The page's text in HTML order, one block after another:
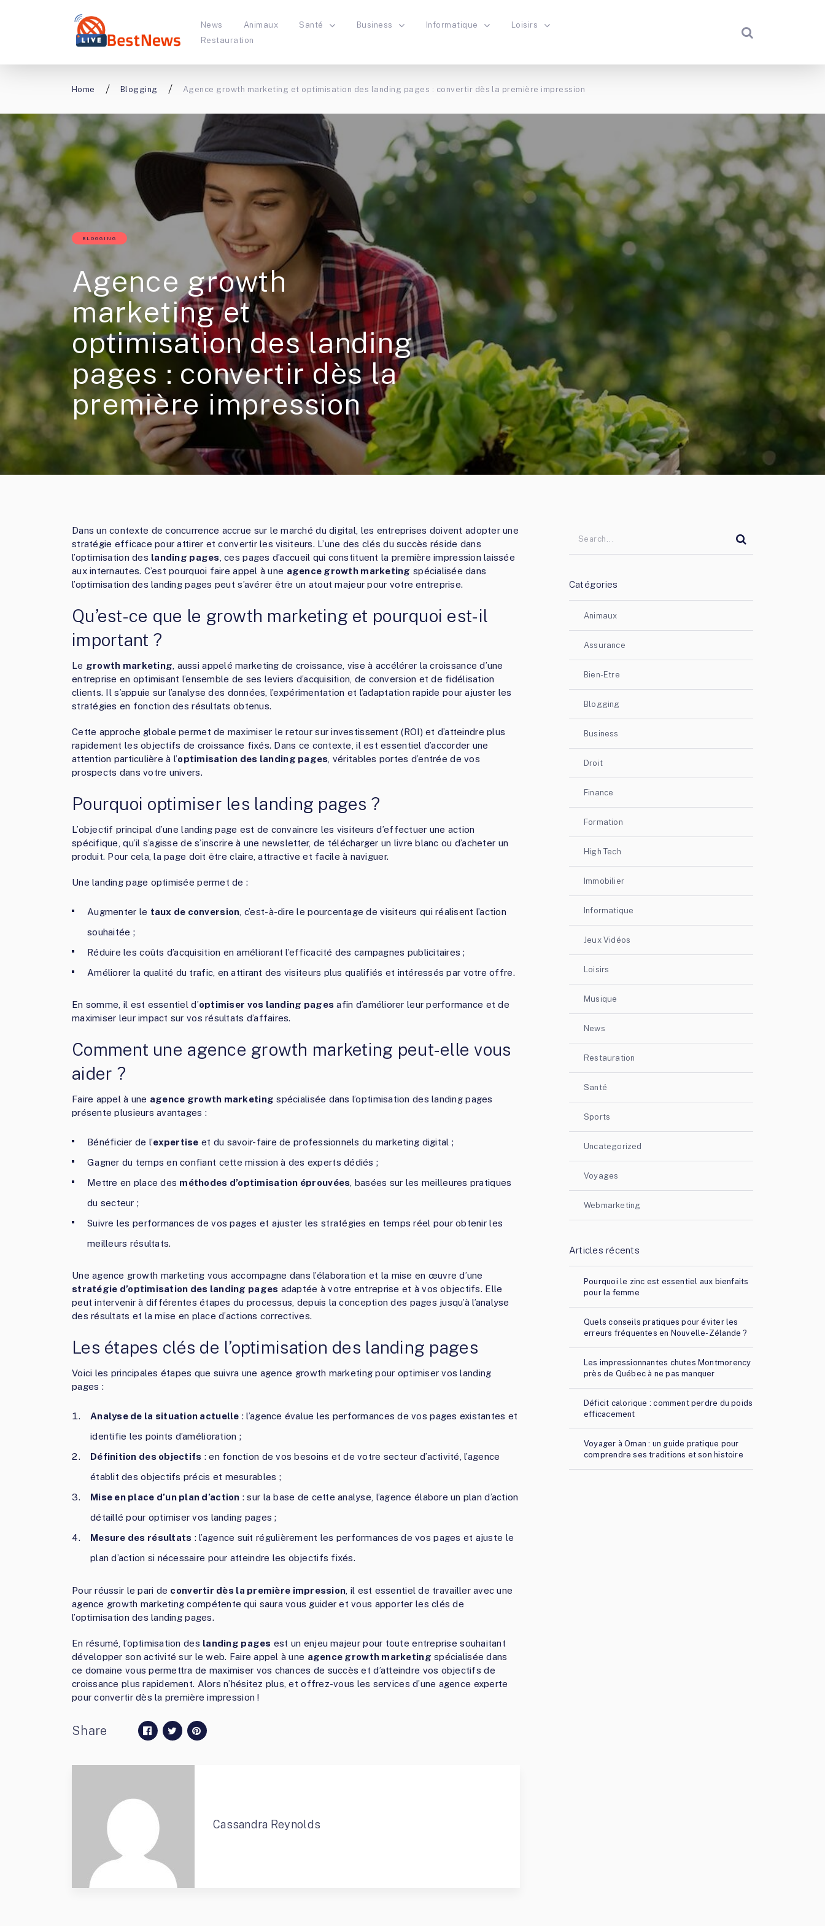
News Animaux Santé Business Informatique
Loisirs
Restauration
Home Blogging Agence growth marketing et optimisation des landing pages : convertir dès la première impression
BLOGGING
Agence growth
marketing et
optimisation des landing
pages : convertir dès la
première impression
Dans un contexte de concurrence accrue sur le marché du digital, les entreprises doivent adopter une
stratégie efficace pour attirer et convertir les visiteurs. L’une des clés du succès réside dans
l’optimisation des landing pages , ces pages d’accueil qui constituent la première impression laissée
aux internautes. C’est pourquoi faire appel à une agence growth marketing spécialisée dans
l’optimisation des landing pages peut s’avérer être un atout majeur pour votre entreprise.
Qu’est-ce que le growth marketing et pourquoi est-il
important ?
Le growth marketing , aussi appelé marketing de croissance, vise à accélérer la croissance d’une
entreprise en optimisant l’ensemble de ses leviers d’acquisition, de conversion et de fidélisation
clients. Il s’appuie sur l’analyse des données, l’expérimentation et l’adaptation rapide pour ajuster les
stratégies en fonction des résultats obtenus.
Cette approche globale permet de maximiser le retour sur investissement (ROI) et d’atteindre plus
rapidement les objectifs de croissance fixés. Dans ce contexte, il est essentiel d’accorder une
attention particulière à l’optimisation des landing pages , véritables portes d’entrée de vos
prospects dans votre univers.
Pourquoi optimiser les landing pages ?
L’objectif principal d’une landing page est de convaincre les visiteurs d’effectuer une action
spécifique, qu’il s’agisse de s’inscrire à une newsletter, de télécharger un livre blanc ou d’acheter un
produit. Pour cela, la page doit être claire, attractive et facile à naviguer.
Une landing page optimisée permet de :
Augmenter le taux de conversion , c’est-à-dire le pourcentage de visiteurs qui réalisent l’action
souhaitée ;
Réduire les coûts d’acquisition en améliorant l’efficacité des campagnes publicitaires ;
Améliorer la qualité du trafic, en attirant des visiteurs plus qualifiés et intéressés par votre offre.
En somme, il est essentiel d’optimiser vos landing pages afin d’améliorer leur performance et de
maximiser leur impact sur vos résultats d’affaires.
Comment une agence growth marketing peut-elle vous
aider ?
Faire appel à une agence growth marketing spécialisée dans l’optimisation des landing pages
présente plusieurs avantages :
Bénéficier de l’expertise et du savoir-faire de professionnels du marketing digital ;
Gagner du temps en confiant cette mission à des experts dédiés ;
Mettre en place des méthodes d’optimisation éprouvées , basées sur les meilleures pratiques
du secteur ;
Suivre les performances de vos pages et ajuster les stratégies en temps réel pour obtenir les
meilleurs résultats.
Une agence growth marketing vous accompagne dans l’élaboration et la mise en œuvre d’une
stratégie d’optimisation des landing pages adaptée à votre entreprise et à vos objectifs. Elle
peut intervenir à différentes étapes du processus, depuis la conception des pages jusqu’à l’analyse
des résultats et la mise en place d’actions correctives.
Les étapes clés de l’optimisation des landing pages
Voici les principales étapes que suivra une agence growth marketing pour optimiser vos landing
pages :
Analyse de la situation actuelle : l’agence évalue les performances de vos pages existantes et
identifie les points d’amélioration ;
Définition des objectifs : en fonction de vos besoins et de votre secteur d’activité, l’agence
établit des objectifs précis et mesurables ;
Mise en place d’un plan d’action : sur la base de cette analyse, l’agence élabore un plan d’action
détaillé pour optimiser vos landing pages ;
Mesure des résultats : l’agence suit régulièrement les performances de vos pages et ajuste le
plan d’action si nécessaire pour atteindre les objectifs fixés.
Pour réussir le pari de convertir dès la première impression , il est essentiel de travailler avec une
agence growth marketing compétente qui saura vous guider et vous apporter les clés de
l’optimisation des landing pages.
En résumé, l’optimisation des landing pages est un enjeu majeur pour toute entreprise souhaitant
développer son activité sur le web. Faire appel à une agence growth marketing spécialisée dans
ce domaine vous permettra de maximiser vos chances de succès et d’atteindre vos objectifs de
croissance plus rapidement. Alors n’hésitez plus, et offrez-vous les services d’une agence experte
pour convertir dès la première impression !
Share
Cassandra Reynolds
Catégories
Animaux
Assurance
Bien-Etre
Blogging
Business
Droit
Finance
Formation
High Tech
Immobilier
Informatique
Jeux Vidéos
Loisirs
Musique
News
Restauration
Santé
Sports
Uncategorized
Voyages
Webmarketing
Articles récents
Pourquoi le zinc est essentiel aux bienfaits
pour la femme
Quels conseils pratiques pour éviter les
erreurs fréquentes en Nouvelle-Zélande ?
Les impressionnantes chutes Montmorency
près de Québec à ne pas manquer
Déficit calorique : comment perdre du poids
efficacement
Voyager à Oman : un guide pratique pour
comprendre ses traditions et son histoire